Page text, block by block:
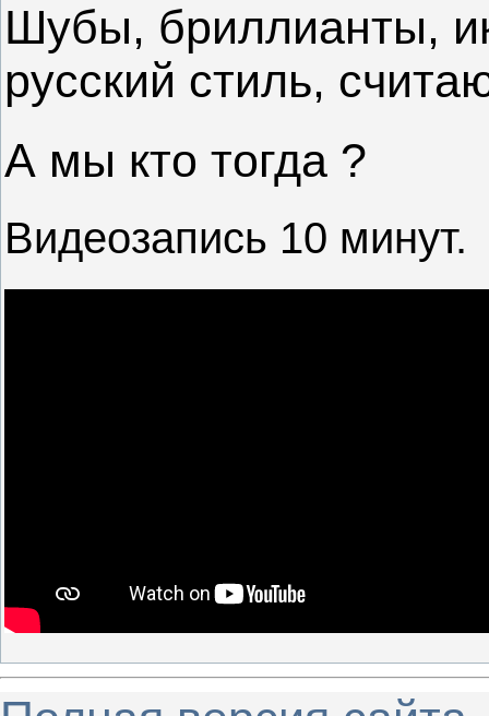
Шубы, бриллианты,
русский стиль,
А мы кто тогда ?
Видеозапись 10 минут.